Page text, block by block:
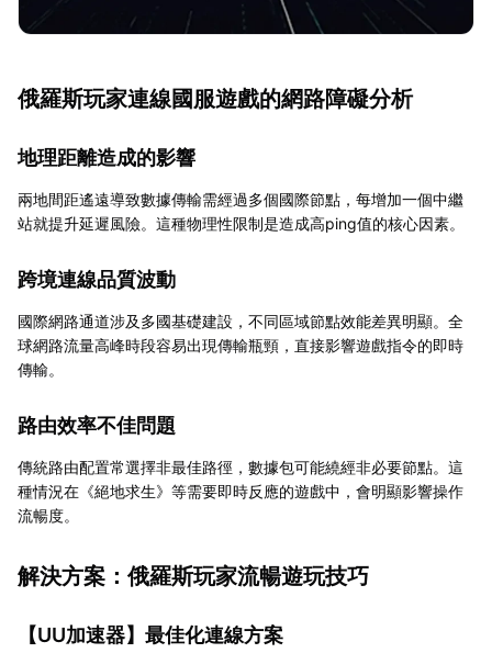
俄羅斯玩家連線國服遊戲的網路障礙分析
地理距離造成的影響
兩地間距遙遠導致數據傳輸需經過多個國際節點，每增加一個中繼
站就提升延遲風險。這種物理性限制是造成高ping值的核心因素。
跨境連線品質波動
國際網路通道涉及多國基礎建設，不同區域節點效能差異明顯。全
球網路流量高峰時段容易出現傳輸瓶頸，直接影響遊戲指令的即時
傳輸。
路由效率不佳問題
傳統路由配置常選擇非最佳路徑，數據包可能繞經非必要節點。這
種情況在《絕地求生》等需要即時反應的遊戲中，會明顯影響操作
流暢度。
解決方案：俄羅斯玩家流暢遊玩技巧
【UU加速器】最佳化連線方案